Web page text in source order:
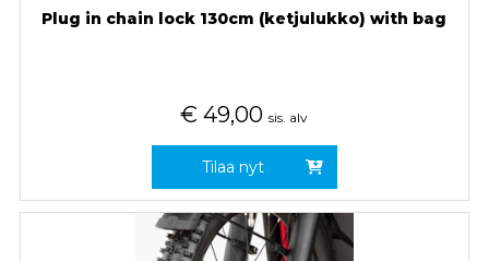
Plug in chain lock 130cm (ketjulukko) with bag
€ 49,00 sis. alv
Tilaa nyt